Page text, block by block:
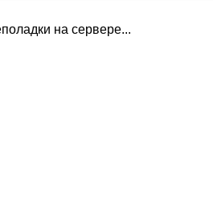
на сервере...